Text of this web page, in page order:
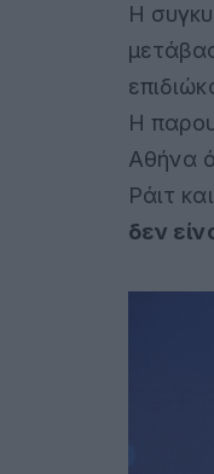
Η
Η
Αθήνα
Ράιτ
δεν